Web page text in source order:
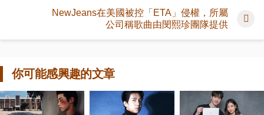
NewJeans在美國被控「ETA」侵權，所屬
公司稱歌曲由閔熙珍團隊提供
你可能感興趣的文章